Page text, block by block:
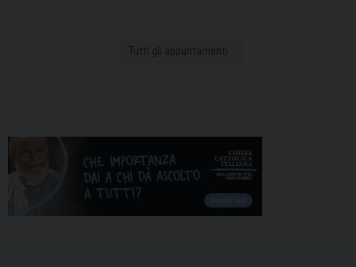
Tutti gli appuntamenti